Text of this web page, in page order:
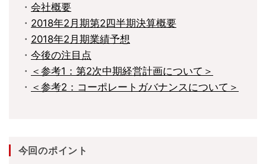
・ 会社概要
・ 2018年2月期第2四半期決算概要
・ 2018年2月期業績予想
・ 今後の注目点
・ ＜参考1：第2次中期経営計画について＞
・ ＜参考2：コーポレートガバナンスについて＞
今回のポイント